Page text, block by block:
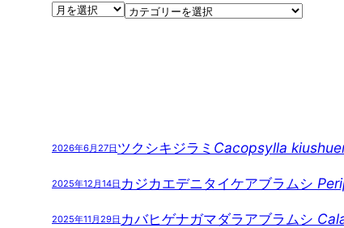
カ
2026年6月27日 ツクシキジラミ Cacopsylla
2025年12月14日 カジカエデニタイケアブラムシ
2025年11月29日 カバヒゲナガマダラアブラムシ